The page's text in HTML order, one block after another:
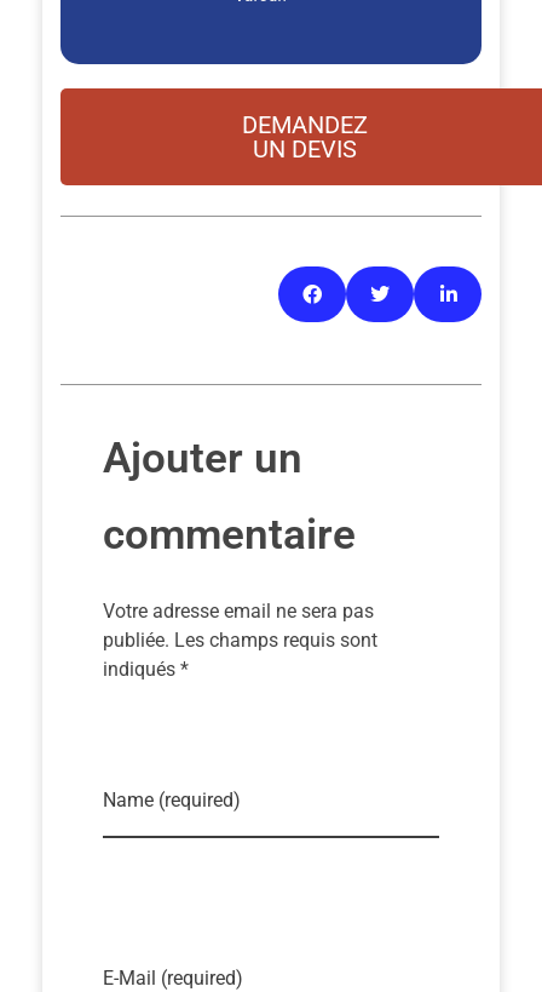
DEMANDEZ
UN DEVIS
Ajouter un
commentaire
Votre adresse email ne sera pas
publiée. Les champs requis sont
indiqués *
Name (required)
E-Mail (required)